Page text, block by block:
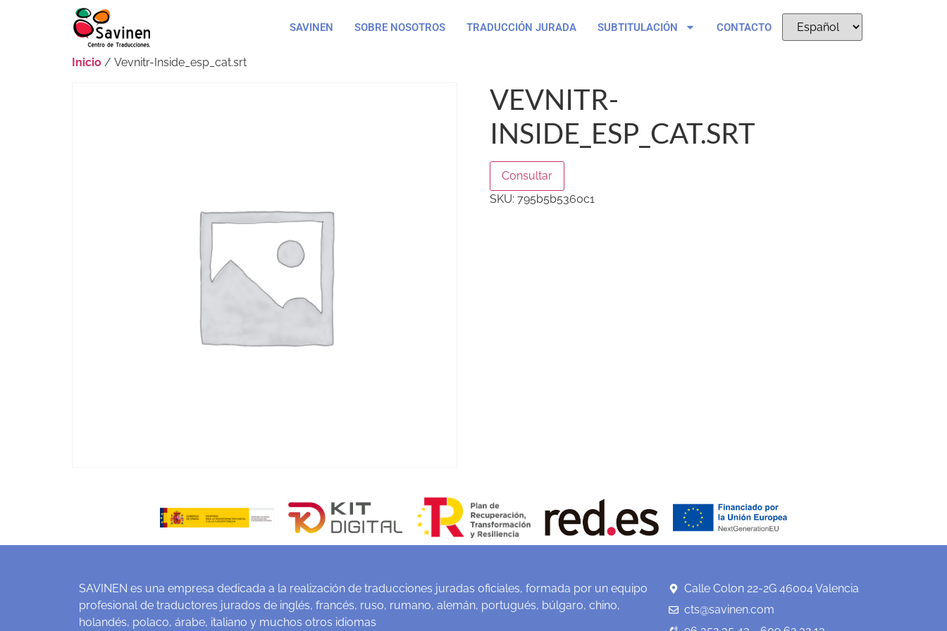
SAVINEN SOBRE NOSOTROS TRADUCCIÓN JURADA SUBTITULACIÓN CONTACTO
Inicio / Vevnitr-Inside_esp_cat.srt
VEVNITR-
INSIDE_ESP_CAT.SRT
Consultar
SKU: 795b5b5360c1
SAVINEN es una empresa dedicada a la realización de traducciones juradas oficiales, formada por un equipo
profesional de traductores jurados de inglés, francés, ruso, rumano, alemán, portugués, búlgaro, chino,
holandés, polaco, árabe, italiano y muchos otros idiomas
Calle Colon 22-2G 46004 Valencia
cts@savinen.com